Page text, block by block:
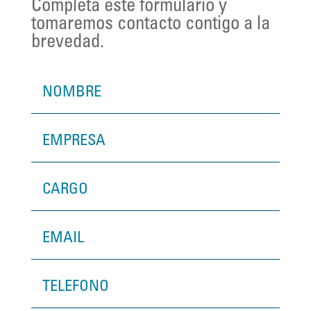
Completa este formulario y
tomaremos contacto contigo a la
brevedad.